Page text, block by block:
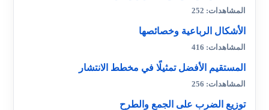
المشاهدات: 252
الأشكال الرباعية وخصائصها
المشاهدات: 416
المستقيم الأفضل تمثيلًا في مخطط الانتشار
المشاهدات: 256
توزيع الضرب على الجمع والطرح